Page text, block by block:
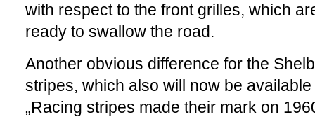
with respect to the front grilles, which
ready to swallow the road.
Another obvious difference for the
stripes, which also will now be
„Racing stripes made their mark on